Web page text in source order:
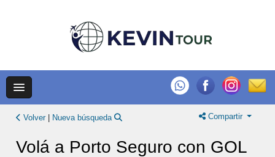
Volver| Nueva búsqueda Compartir
Volá a Porto Seguro con GOL